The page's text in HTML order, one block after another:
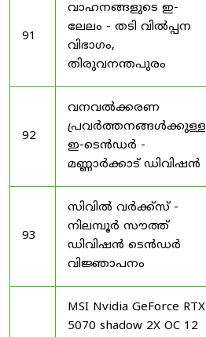
91
വാഹനങ്ങളുടെ ഇ-
ലേലം - തടി വിൽപ്പന
വിഭാഗം,
തിരുവനന്തപുരം
92
വനവൽക്കരണ
പ്രവർത്തനങ്ങൾക്കുള്ള
ഇ-ടെൻഡർ -
മണ്ണാർക്കാട് ഡിവിഷൻ
93
സിവിൽ വർക്ക്സ് -
നിലമ്പൂർ സൗത്ത്
ഡിവിഷൻ ടെൻഡർ
വിജ്ഞാപനം
MSI Nvidia GeForce RTX
5070 shadow 2X OC 12